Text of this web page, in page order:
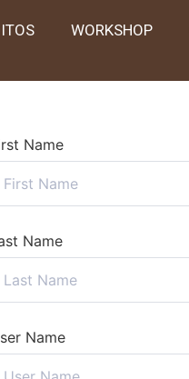
WORKSHOP
Name
Name
Name